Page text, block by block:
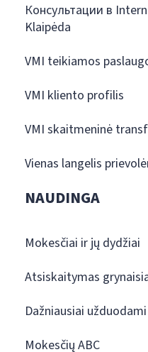
Консультации в
Klaipėda
VMI teikiamos
VMI kliento profilis
VMI skaitmeninė
Vienas langelis
NAUDINGA
Mokesčiai ir jų dydžiai
Atsiskaitymas
Dažniausiai
Mokesčių ABC